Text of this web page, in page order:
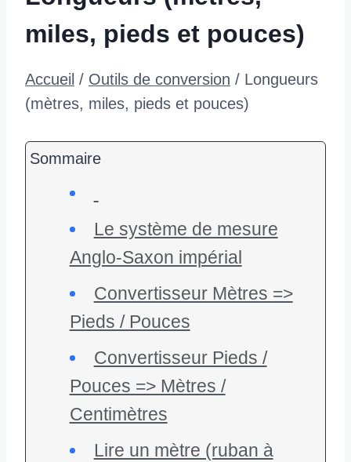
miles, pieds et pouces)
Accueil / Outils de conversion / Longueurs
(mètres, miles, pieds et pouces)
Sommaire
Le système de mesure
Anglo-Saxon impérial
Convertisseur Mètres =>
Pieds / Pouces
Convertisseur Pieds /
Pouces => Mètres /
Centimètres
Lire un mètre (ruban à